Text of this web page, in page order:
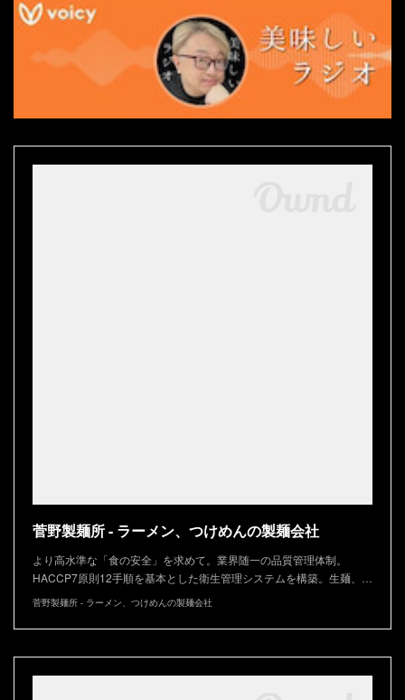
菅野製麺所 - ラーメン、つけめんの製麺会社
より高水準な「食の安全」を求めて。業界随一の品質管理体制。
HACCP7原則12手順を基本とした衛生管理システムを構築。生麺、…
菅野製麺所 - ラーメン、つけめんの製麺会社